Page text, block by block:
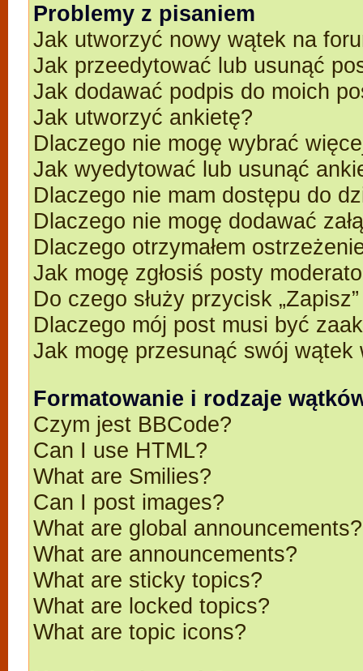
Problemy z pisaniem
Jak utworzyć nowy wątek na
Jak przeedytować lub usunąć
Jak dodawać podpis do moich
Jak utworzyć ankietę?
Dlaczego nie mogę wybrać
Jak wyedytować lub usunąć
Dlaczego nie mam dostępu do
Dlaczego nie mogę dodawać
Dlaczego otrzymałem
Jak mogę zgłosiś posty
Do czego służy przycisk
Dlaczego mój post musi być
Jak mogę przesunąć swój wątek
Formatowanie i rodzaje
Czym jest BBCode?
Can I use HTML?
What are Smilies?
Can I post images?
What are global announcements?
What are announcements?
What are sticky topics?
What are locked topics?
What are topic icons?